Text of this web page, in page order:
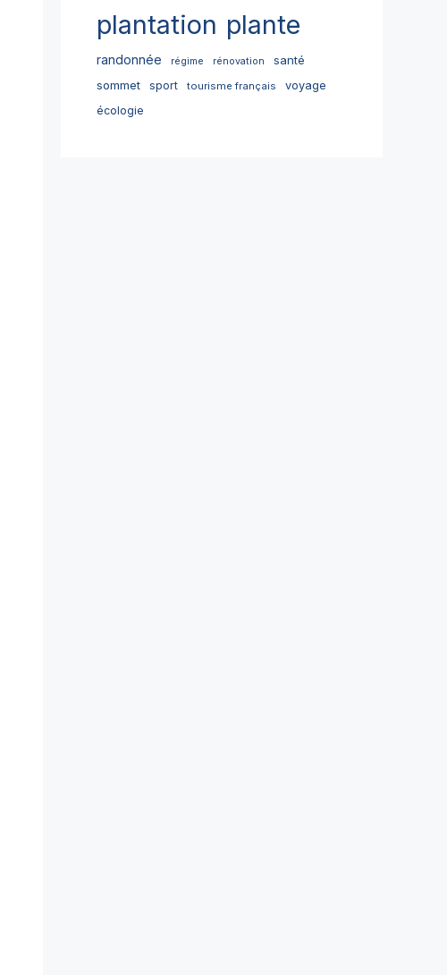
plantation plante
randonnée régime rénovation
santé
sommet
sport tourisme français
voyage
écologie